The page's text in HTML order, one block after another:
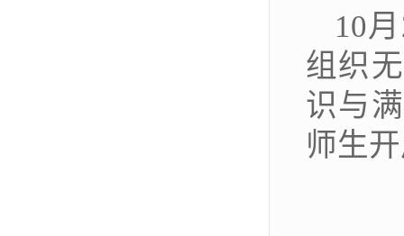
10月
组织
识与
师生